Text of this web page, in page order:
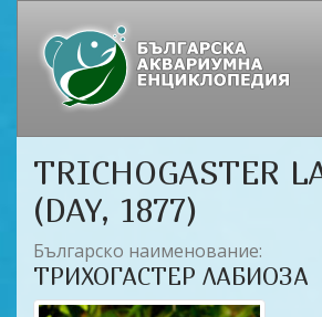
TRICHOGASTER
(DAY, 1877)
Българско наименование:
ТРИХОГАСТЕР ЛАБИОЗА